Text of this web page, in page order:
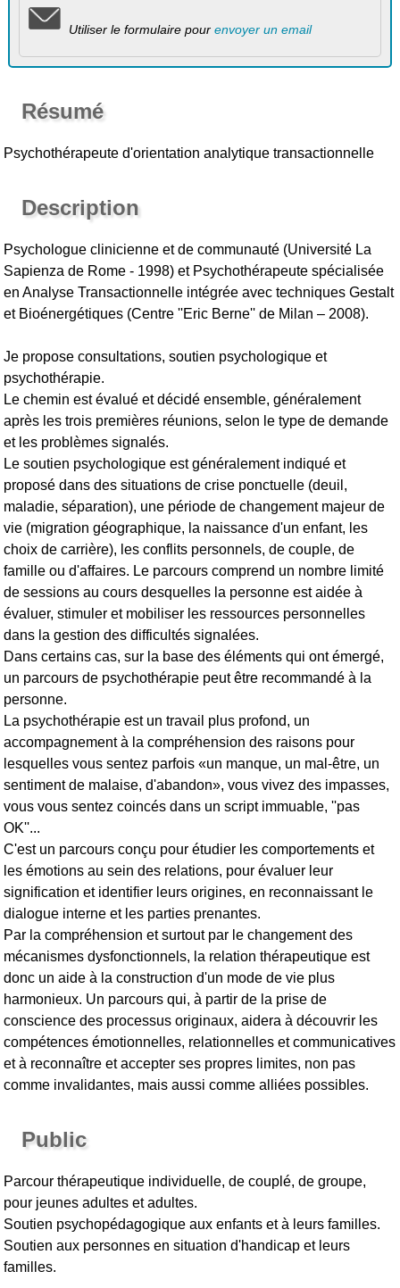
Utiliser le formulaire pour envoyer un email
Résumé
Psychothérapeute d'orientation analytique transactionnelle
Description
Psychologue clinicienne et de communauté (Université La
Sapienza de Rome - 1998) et Psychothérapeute spécialisée
en Analyse Transactionnelle intégrée avec techniques Gestalt
et Bioénergétiques (Centre ''Eric Berne'' de Milan – 2008).
Je propose consultations, soutien psychologique et
psychothérapie.
Le chemin est évalué et décidé ensemble, généralement
après les trois premières réunions, selon le type de demande
et les problèmes signalés.
Le soutien psychologique est généralement indiqué et
proposé dans des situations de crise ponctuelle (deuil,
maladie, séparation), une période de changement majeur de
vie (migration géographique, la naissance d'un enfant, les
choix de carrière), les conflits personnels, de couple, de
famille ou d'affaires. Le parcours comprend un nombre limité
de sessions au cours desquelles la personne est aidée à
évaluer, stimuler et mobiliser les ressources personnelles
dans la gestion des difficultés signalées.
Dans certains cas, sur la base des éléments qui ont émergé,
un parcours de psychothérapie peut être recommandé à la
personne.
La psychothérapie est un travail plus profond, un
accompagnement à la compréhension des raisons pour
lesquelles vous sentez parfois «un manque, un mal-être, un
sentiment de malaise, d'abandon», vous vivez des impasses,
vous vous sentez coincés dans un script immuable, ''pas
OK''...
C'est un parcours conçu pour étudier les comportements et
les émotions au sein des relations, pour évaluer leur
signification et identifier leurs origines, en reconnaissant le
dialogue interne et les parties prenantes.
Par la compréhension et surtout par le changement des
mécanismes dysfonctionnels, la relation thérapeutique est
donc un aide à la construction d'un mode de vie plus
harmonieux. Un parcours qui, à partir de la prise de
conscience des processus originaux, aidera à découvrir les
compétences émotionnelles, relationnelles et communicatives
et à reconnaître et accepter ses propres limites, non pas
comme invalidantes, mais aussi comme alliées possibles.
Public
Parcour thérapeutique individuelle, de couplé, de groupe,
pour jeunes adultes et adultes.
Soutien psychopédagogique aux enfants et à leurs familles.
Soutien aux personnes en situation d'handicap et leurs
familles.